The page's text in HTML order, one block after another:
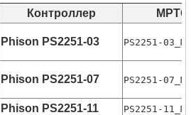
Контроллер
Phison PS2251-03 PS2251-
Phison PS2251-07 PS2251-
Phison PS2251-11 PS2251-